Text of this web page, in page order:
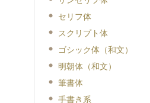
セリフ体
スクリプト体
ゴシック体（和文）
明朝体（和文）
筆書体
手書き系